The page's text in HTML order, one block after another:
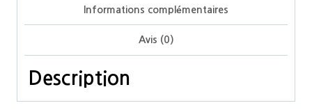
Informations complémentaires
Avis (0)
Description